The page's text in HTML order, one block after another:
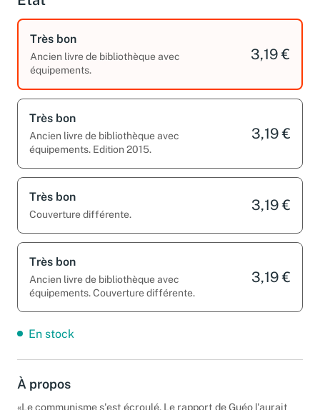
État
Très bon
Ancien livre de bibliothèque avec
3,19 €
Très bon
Ancien livre de bibliothèque avec
3,19 €
Très bon 3,19 €
Très bon
Ancien livre de bibliothèque avec
3,19 €
À propos